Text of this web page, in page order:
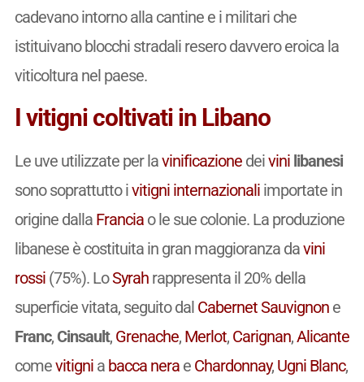
cadevano intorno alla cantine e i militari che
istituivano blocchi stradali resero davvero eroica la
viticoltura nel paese.
I vitigni coltivati in Libano
Le uve utilizzate per lavinificazionedeivinilibanesi
sono soprattutto ivitigni internazionaliimportate in
origine dalla Franciao le sue colonie. La produzione
libanese è costituita in gran maggioranza davini
rossi(75%). LoSyrahrappresenta il 20% della
superficie vitata, seguito dal Cabernet Sauvignone
Franc, Cinsault, Grenache, Merlot, Carignan,Alicante
comevitignia bacca nerae Chardonnay, Ugni Blanc,